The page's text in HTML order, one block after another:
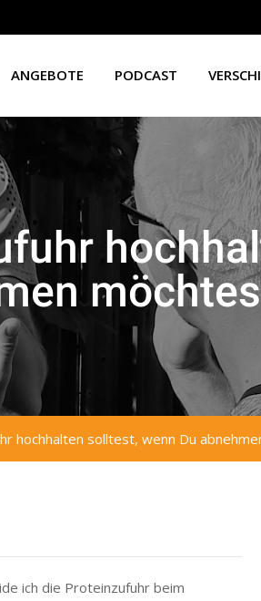
ANGEBOTE PODCAST
hochhalten solltest, wenn Du
ich die Proteinzufuhr beim